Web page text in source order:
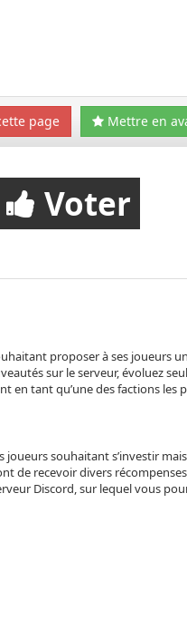
page Mettre en
Voter
proposer à ses joueurs
sur le serveur, évoluez
en tant qu’une des factions
souhaitant s’investir
de recevoir divers
Discord, sur lequel vous